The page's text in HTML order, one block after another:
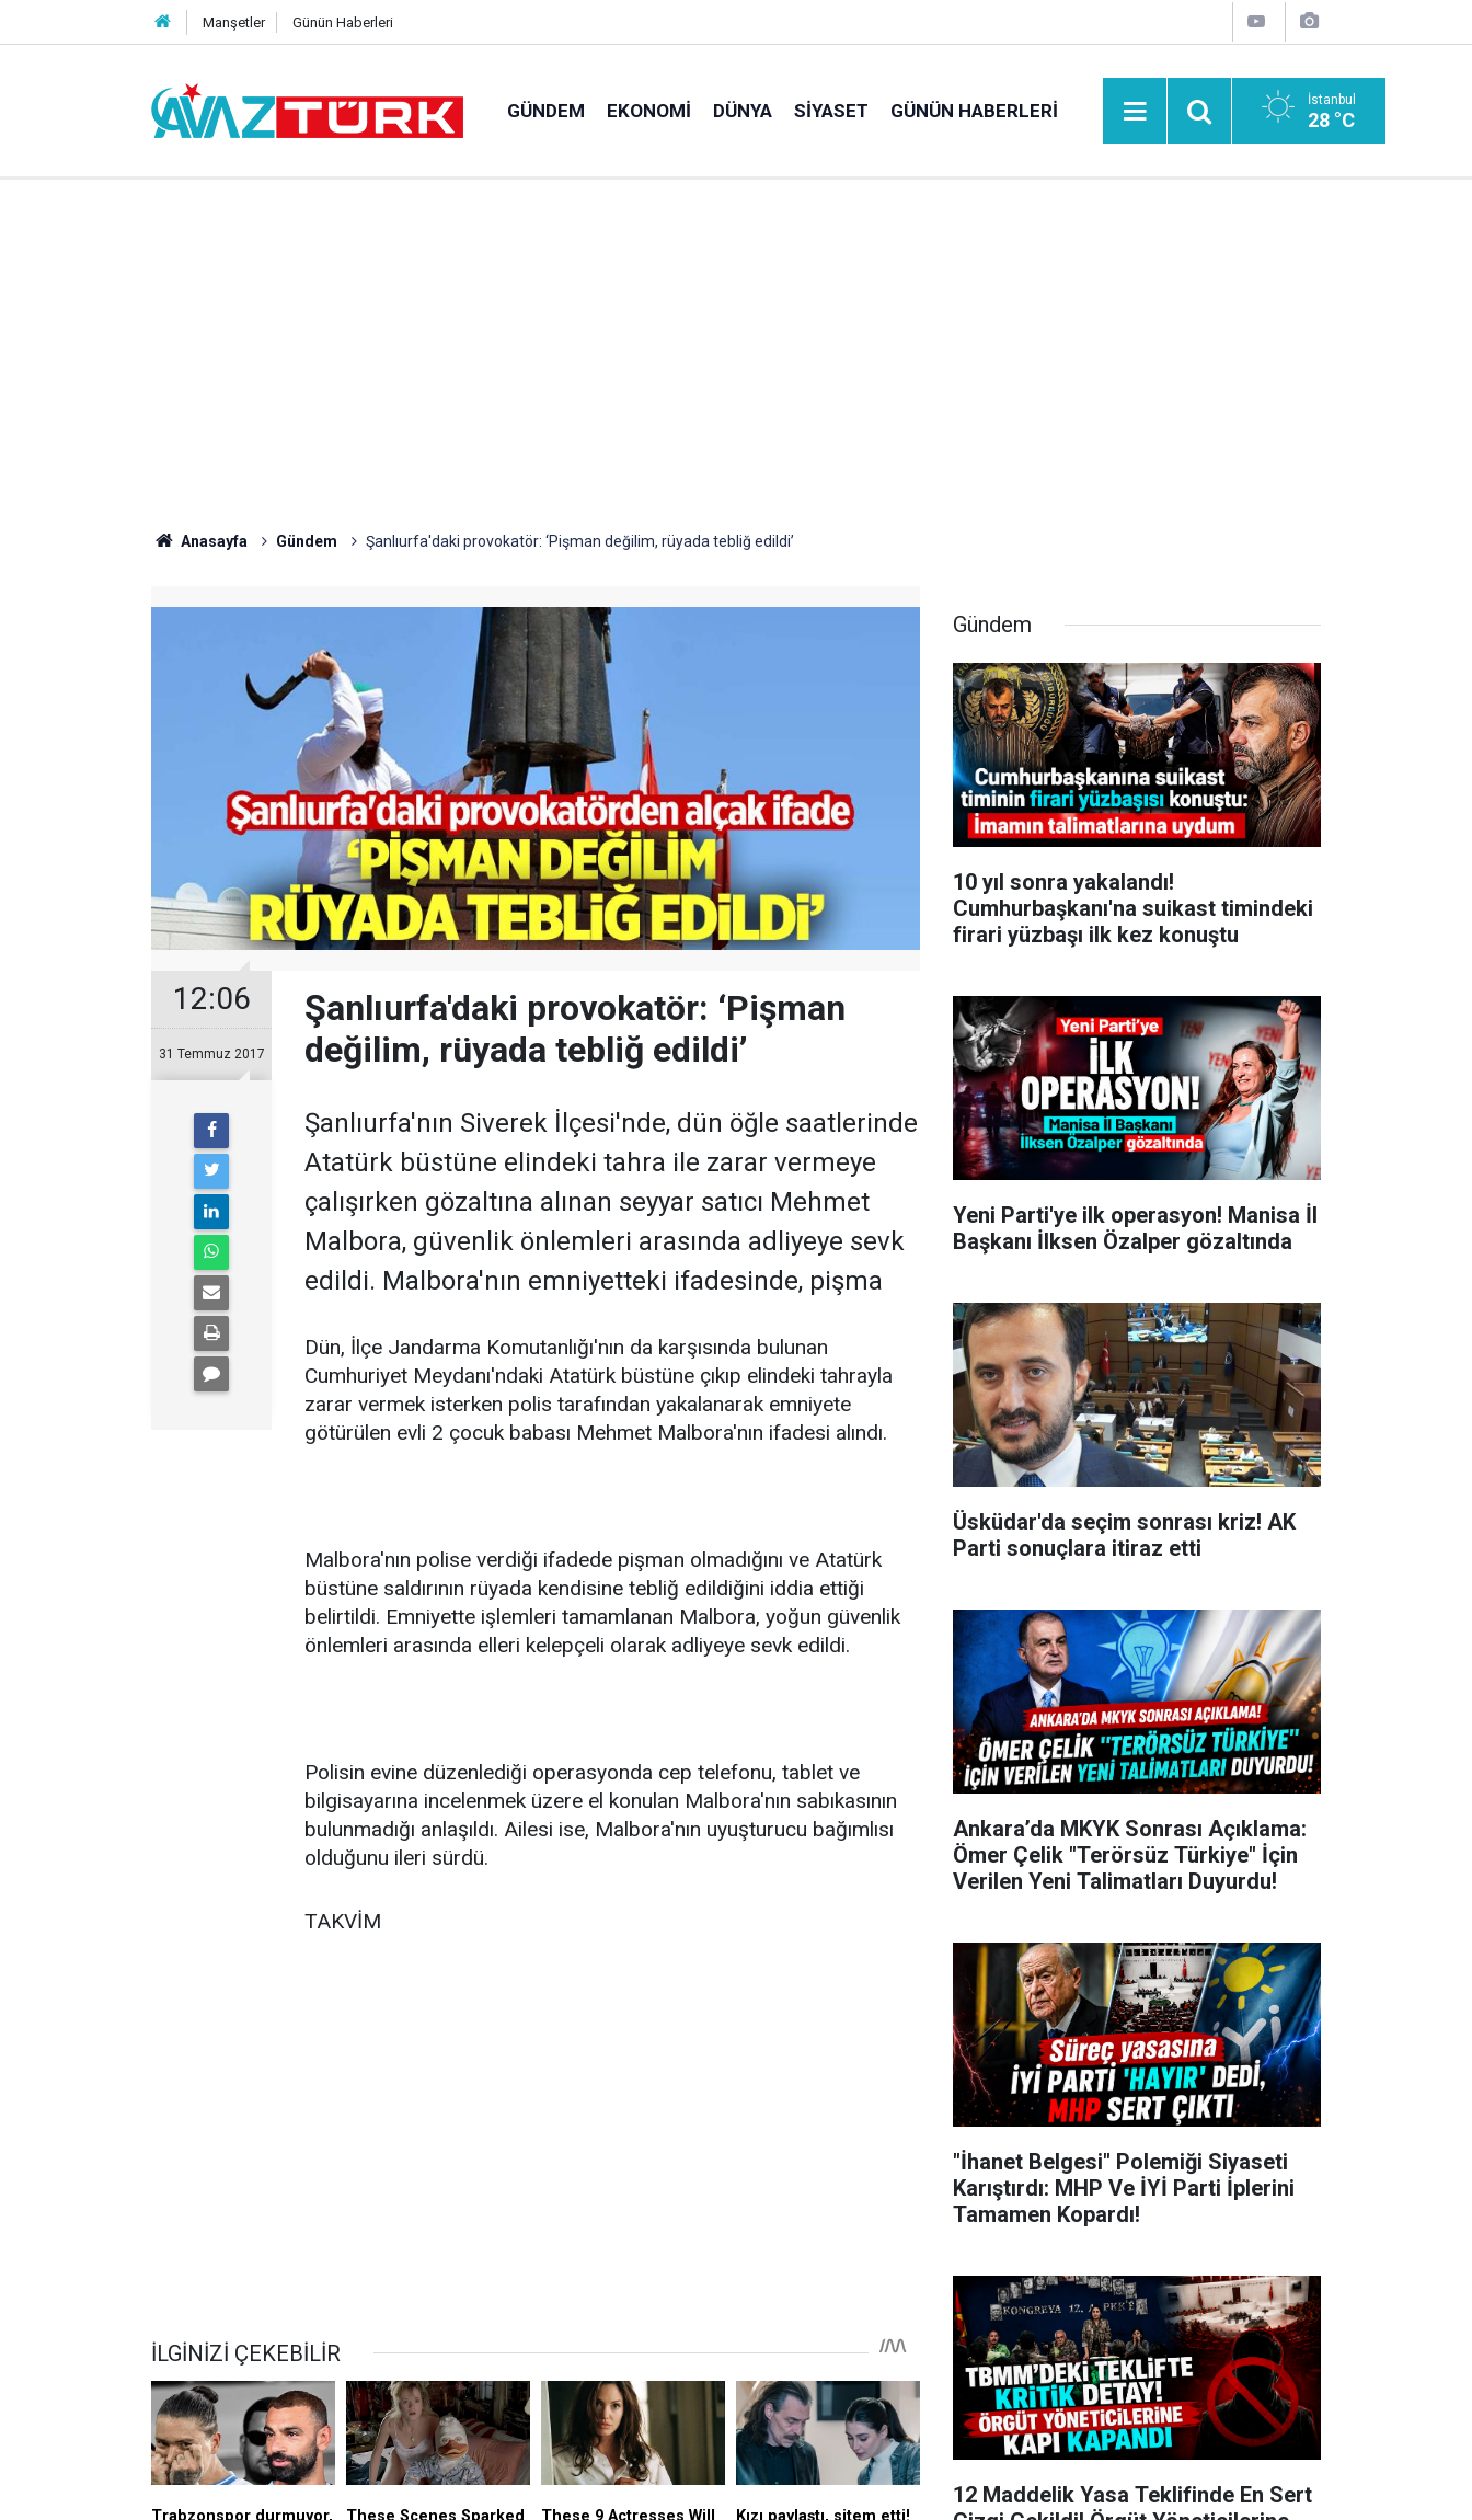
Manşetler Günün Haberleri
GÜNDEM EKONOMI DÜNYA SIYASET GÜNÜN HABERLERI İstanbul
28 °C
Anasayfa Gündem Şanlıurfa'daki provokatör: ‘Pişman değilim, rüyada tebliğ edildi’
12:06
31 Temmuz 2017
Şanlıurfa'daki provokatör: ‘Pişman
değilim, rüyada tebliğ edildi’
Şanlıurfa'nın Siverek İlçesi'nde, dün öğle saatlerinde
Atatürk büstüne elindeki tahra ile zarar vermeye
çalışırken gözaltına alınan seyyar satıcı Mehmet
Malbora, güvenlik önlemleri arasında adliyeye sevk
edildi. Malbora'nın emniyetteki ifadesinde, pişma
Dün, İlçe Jandarma Komutanlığı'nın da karşısında bulunan
Cumhuriyet Meydanı'ndaki Atatürk büstüne çıkıp elindeki tahrayla
zarar vermek isterken polis tarafından yakalanarak emniyete
götürülen evli 2 çocuk babası Mehmet Malbora'nın ifadesi alındı.
Malbora'nın polise verdiği ifadede pişman olmadığını ve Atatürk
büstüne saldırının rüyada kendisine tebliğ edildiğini iddia ettiği
belirtildi. Emniyette işlemleri tamamlanan Malbora, yoğun güvenlik
önlemleri arasında elleri kelepçeli olarak adliyeye sevk edildi.
Polisin evine düzenlediği operasyonda cep telefonu, tablet ve
bilgisayarına incelenmek üzere el konulan Malbora'nın sabıkasının
bulunmadığı anlaşıldı. Ailesi ise, Malbora'nın uyuşturucu bağımlısı
olduğunu ileri sürdü.
TAKVİM
Gündem
10 yıl sonra yakalandı!
Cumhurbaşkanı'na suikast timindeki
firari yüzbaşı ilk kez konuştu
Yeni Parti'ye ilk operasyon! Manisa İl
Başkanı İlksen Özalper gözaltında
Üsküdar'da seçim sonrası kriz! AK
Parti sonuçlara itiraz etti
Ankara’da MKYK Sonrası Açıklama:
Ömer Çelik "Terörsüz Türkiye" İçin
Verilen Yeni Talimatları Duyurdu!
"İhanet Belgesi" Polemiği Siyaseti
Karıştırdı: MHP Ve İYİ Parti İplerini
Tamamen Kopardı!
12 Maddelik Yasa Teklifinde En Sert